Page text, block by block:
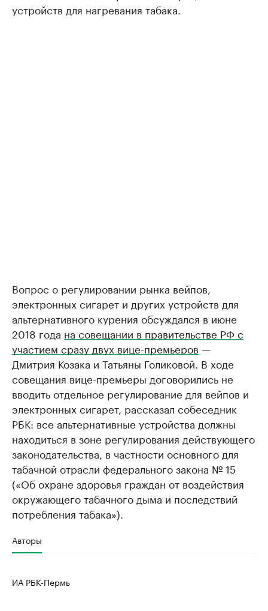
устройств для нагревания табака.
Вопрос о регулировании рынка вейпов,
электронных сигарет и других устройств для
альтернативного курения обсуждался в июне
2018 года на совещании в правительстве РФ с
участием сразу двух вице-премьеров —
Дмитрия Козака и Татьяны Голиковой. В ходе
совещания вице-премьеры договорились не
вводить отдельное регулирование для вейпов и
электронных сигарет, рассказал собеседник
РБК: все альтернативные устройства должны
находиться в зоне регулирования действующего
законодательства, в частности основного для
табачной отрасли федерального закона № 15
(«Об охране здоровья граждан от воздействия
окружающего табачного дыма и последствий
потребления табака»).​
Авторы
ИА РБК-Пермь